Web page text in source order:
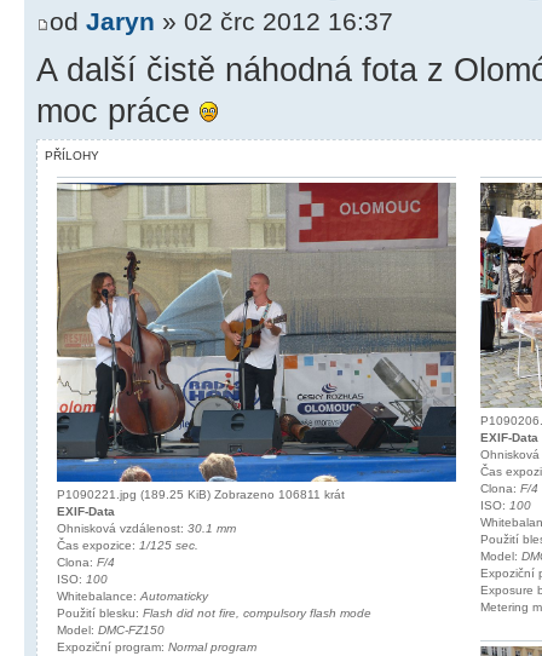
od Jaryn » 02 črc 2012 16:37
A další čistě náhodná fota z
moc práce
PŘÍLOHY
P1090221.jpg (189.25 KiB) Zobrazeno 106811 krát
EXIF-Data
Ohnisková vzdálenost: 30.1 mm
Čas expozice: 1/125 sec.
Clona: F/4
ISO: 100
Whitebalance:Automaticky
Použití blesku: Flash did not fire, compulsory flash mode
Model: DMC-FZ150
Expoziční program: Normal program
EXIF-Data
Čas
Clona: F/4
ISO: 100
Použití
Model:
Expoziční
Exposure
Metering